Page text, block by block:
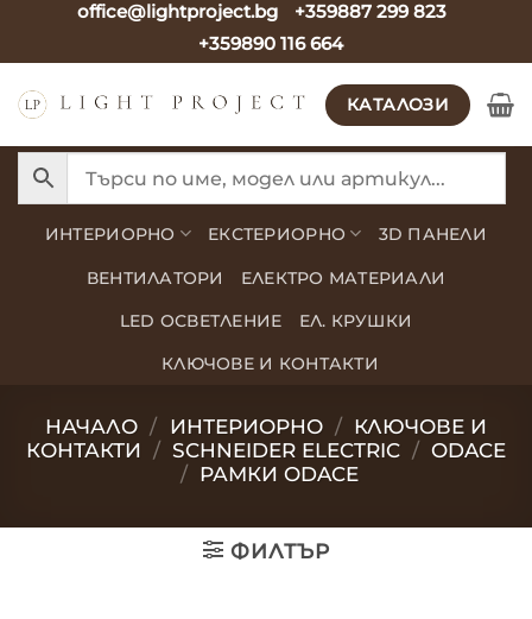
office@lightproject.bg
+359887 299 823
+359890 116 664
КАТАЛОЗИ
ИНТЕРИОРНО ЕКСТЕРИОРНО 3D ПАНЕЛИ
ВЕНТИЛАТОРИ ЕЛЕКТРО МАТЕРИАЛИ
LED ОСВЕТЛЕНИЕ ЕЛ. КРУШКИ
КЛЮЧОВЕ И КОНТАКТИ
НАЧАЛО / ИНТЕРИОРНО / КЛЮЧОВЕ И
КОНТАКТИ / SCHNEIDER ELECTRIC / ODACE
/ РАМКИ ODACE
ФИЛТЪР